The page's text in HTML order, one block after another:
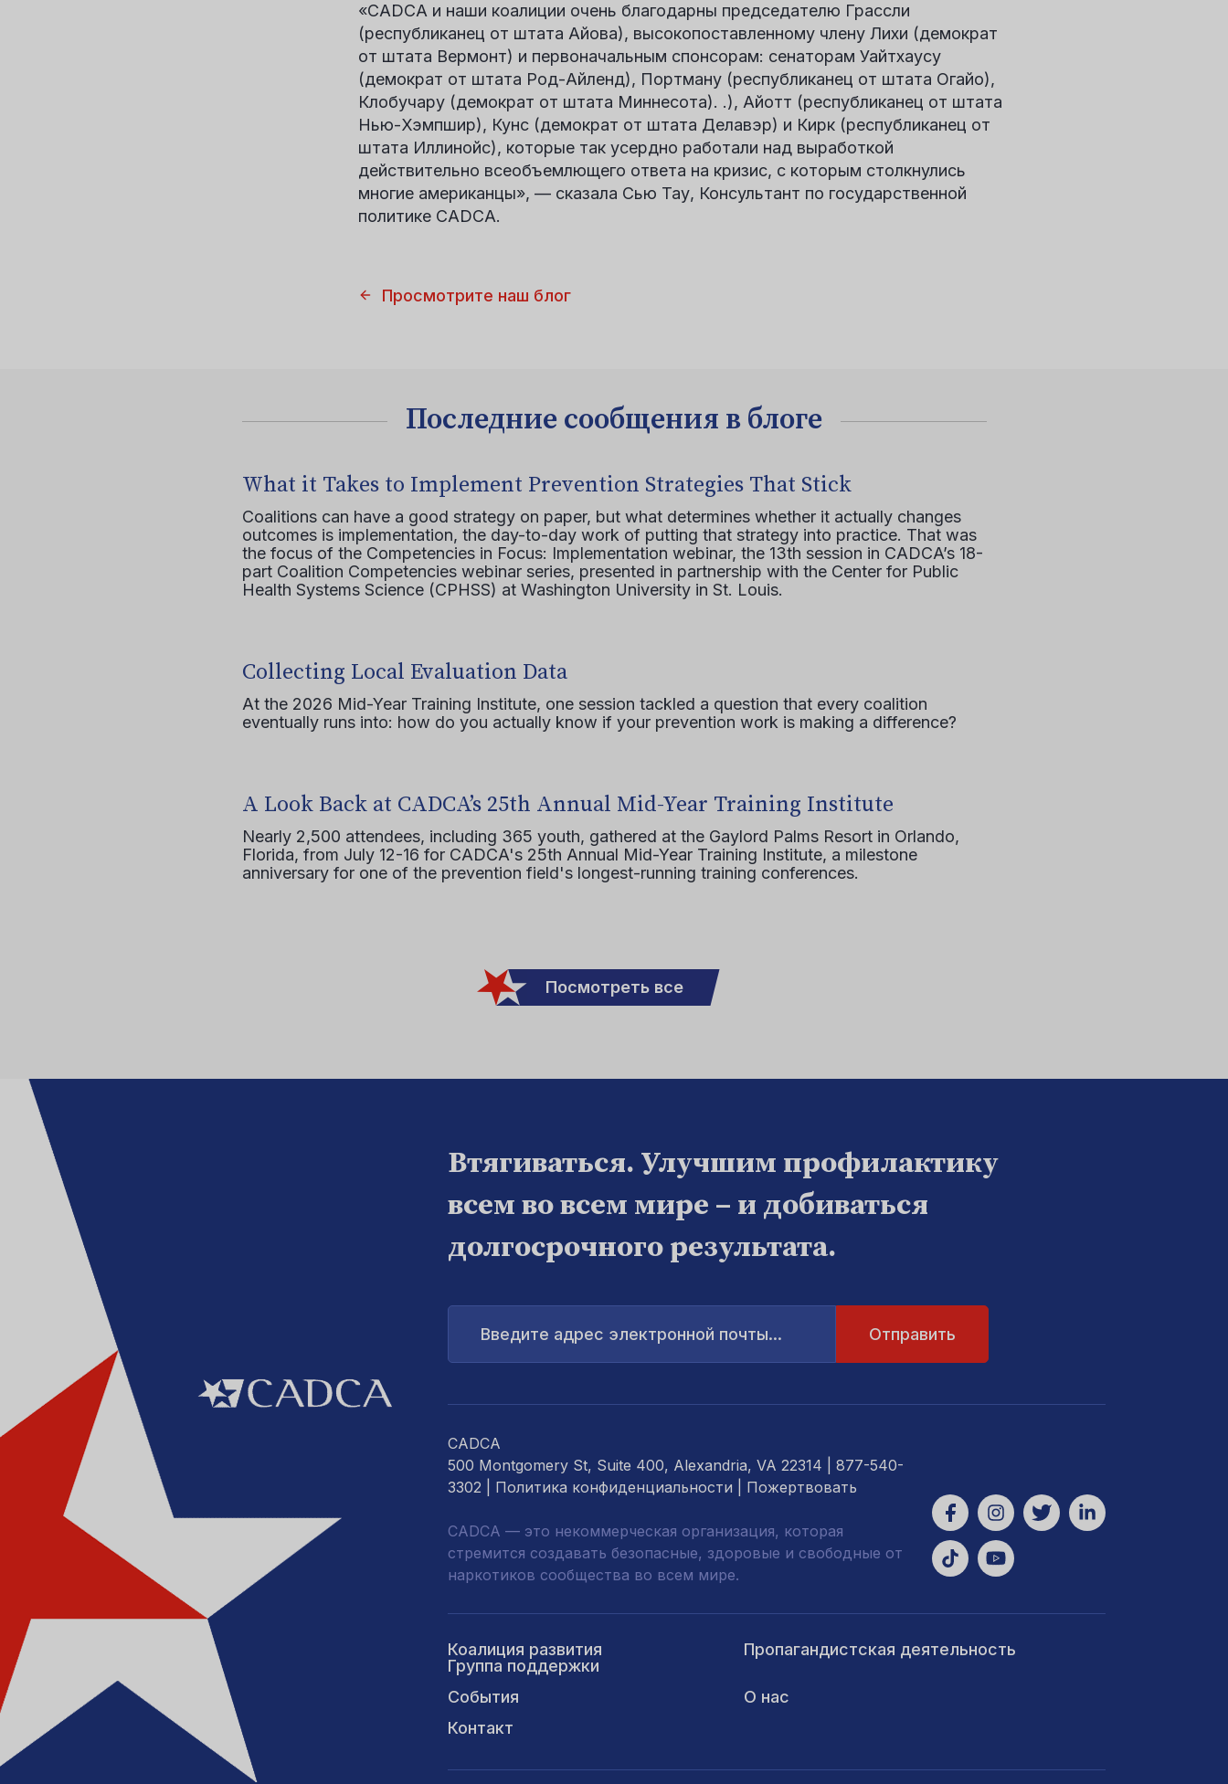
«CADCA и наши коалиции очень благодарны председателю Грассли
(республиканец от штата Айова), высокопоставленному члену Лихи (демократ
от штата Вермонт) и первоначальным спонсорам: сенаторам Уайтхаусу
(демократ от штата Род-Айленд), Портману (республиканец от штата Огайо),
Клобучару (демократ от штата Миннесота). .), Айотт (республиканец от штата
Нью-Хэмпшир), Кунс (демократ от штата Делавэр) и Кирк (республиканец от
штата Иллинойс), которые так усердно работали над выработкой
действительно всеобъемлющего ответа на кризис, с которым столкнулись
многие американцы», — сказала Сью Тау, Консультант по государственной
политике CADCA.
Просмотрите наш блог
Последние сообщения в блоге
What it Takes to Implement Prevention Strategies That Stick
Coalitions can have a good strategy on paper, but what determines whether it actually changes
outcomes is implementation, the day-to-day work of putting that strategy into practice. That was
the focus of the Competencies in Focus: Implementation webinar, the 13th session in CADCA’s 18-
part Coalition Competencies webinar series, presented in partnership with the Center for Public
Health Systems Science (CPHSS) at Washington University in St. Louis.
Collecting Local Evaluation Data
At the 2026 Mid-Year Training Institute, one session tackled a question that every coalition
eventually runs into: how do you actually know if your prevention work is making a difference?
A Look Back at CADCA’s 25th Annual Mid-Year Training Institute
Nearly 2,500 attendees, including 365 youth, gathered at the Gaylord Palms Resort in Orlando,
Florida, from July 12-16 for CADCA's 25th Annual Mid-Year Training Institute, a milestone
anniversary for one of the prevention field's longest-running training conferences.
Посмотреть все
Втягиваться. Улучшим профилактику
всем во всем мире – и добиваться
долгосрочного результата.
Введите
адрес
электронной
CADCA
500 Montgomery St, Suite 400, Alexandria, VA 22314 | 877-540-
3302 | Политика конфиденциальности Пожертвовать
CADCA — это некоммерческая организация, которая
стремится создавать безопасные, здоровые и свободные от
наркотиков сообщества во всем мире.
Коалиция развития
Группа поддержки
Пропагандистская деятельность
События
О нас
Контакт